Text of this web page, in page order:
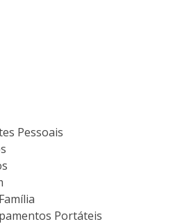
Pessoais
Portáteis